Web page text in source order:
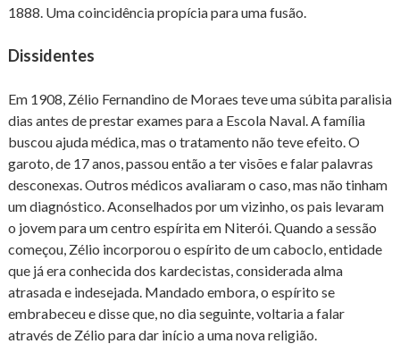
1888. Uma coincidência propícia para uma fusão.
Dissidentes
Em 1908, Zélio Fernandino de Moraes teve uma súbita paralisia
dias antes de prestar exames para a Escola Naval. A família
buscou ajuda médica, mas o tratamento não teve efeito. O
garoto, de 17 anos, passou então a ter visões e falar palavras
desconexas. Outros médicos avaliaram o caso, mas não tinham
um diagnóstico. Aconselhados por um vizinho, os pais levaram
o jovem para um centro espírita em Niterói. Quando a sessão
começou, Zélio incorporou o espírito de um caboclo, entidade
que já era conhecida dos kardecistas, considerada alma
atrasada e indesejada. Mandado embora, o espírito se
embrabeceu e disse que, no dia seguinte, voltaria a falar
através de Zélio para dar início a uma nova religião.